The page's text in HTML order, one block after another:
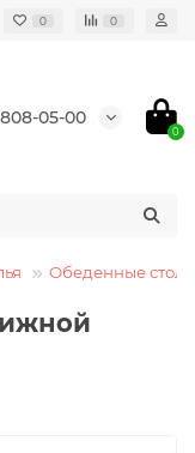
0 0
05-00
0
Обеденные столы